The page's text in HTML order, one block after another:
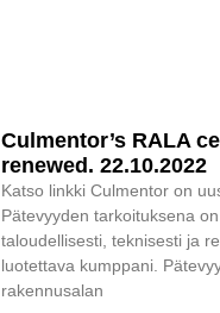
Culmentor’s RALA
renewed. 22.10.2022
Katso linkki Culmentor on
Pätevyyden tarkoituksena
taloudellisesti, teknisesti ja
luotettava kumppani.
rakennusalan